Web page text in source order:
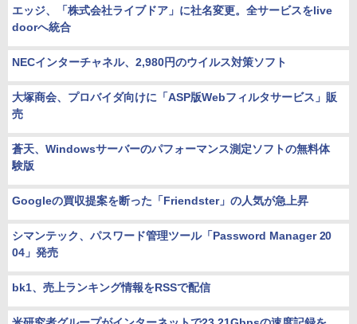
エッジ、「株式会社ライブドア」に社名変更。全サービスをlive
doorへ統合
NECインターチャネル、2,980円のウイルス対策ソフト
大塚商会、プロバイダ向けに「ASP版Webフィルタサービス」販
売
蒼天、Windowsサーバーのパフォーマンス測定ソフトの無料体
験版
Googleの買収提案を断った「Friendster」の人気が急上昇
シマンテック、パスワード管理ツール「Password Manager 20
04」発売
bk1、売上ランキング情報をRSSで配信